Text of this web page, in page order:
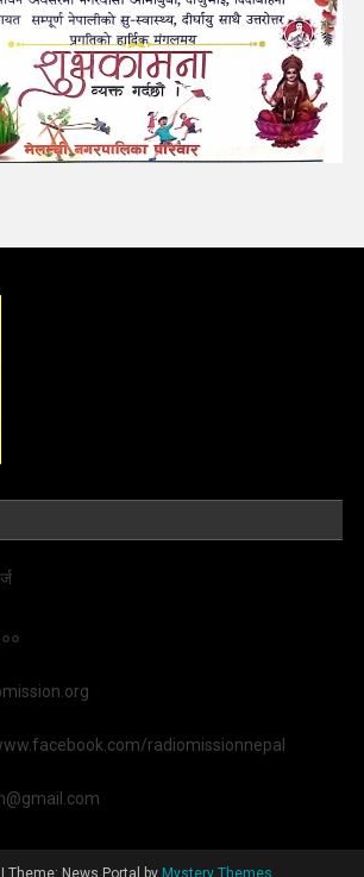
radiomissionnepal
Theme: News Portal by Mystery Themes